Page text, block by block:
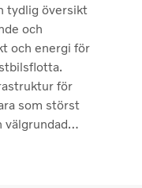
tydlig översikt
och
och energi för
för
som störst
välgrundad